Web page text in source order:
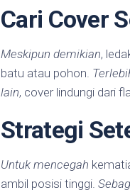
Cari Cover
Meskipun demikian,
batu atau pohon.
lain, cover lindungi dari
Strategi
Untuk mencegah
ambil posisi tinggi.